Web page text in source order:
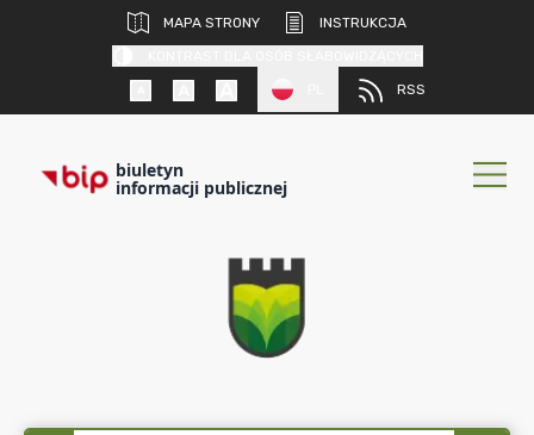
MAPA STRONY
INSTRUKCJA
RSS
biuletyn
informacji publicznej